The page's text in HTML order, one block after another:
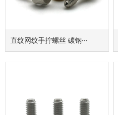
直纹网纹手拧螺丝 碳钢···